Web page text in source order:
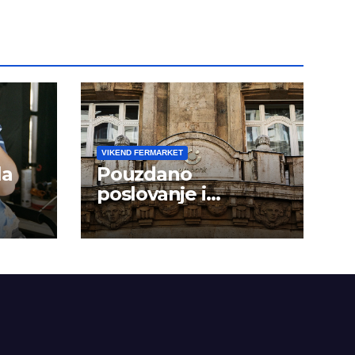
VIKEND FERMARKET
Pouzdano
poslovanje i
kontinuitet rasta